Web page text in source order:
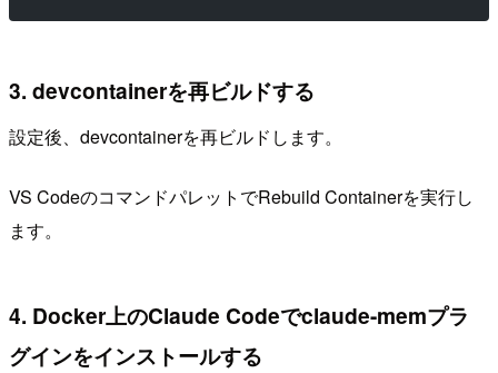
3. devcontainerを再ビルドする
設定後、devcontainerを再ビルドします。
VS CodeのコマンドパレットでRebuild Containerを実行し
ます。
4. Docker上のClaude Codeでclaude-memプラ
グインをインストールする